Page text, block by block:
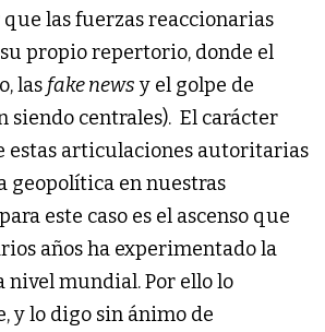
las fuerzas reaccionarias
propio repertorio, donde el
las fake news y el golpe de
siendo centrales). El carácter
estas articulaciones autoritarias
geopolítica en nuestras
este caso es el ascenso que
años ha experimentado la
nivel mundial. Por ello lo
y lo digo sin ánimo de